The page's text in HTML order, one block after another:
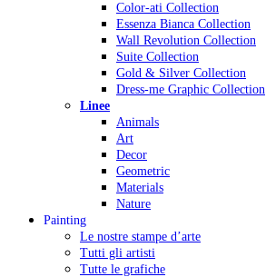
Color-ati Collection
Essenza Bianca Collection
Wall Revolution Collection
Suite Collection
Gold & Silver Collection
Dress-me Graphic Collection
Linee
Animals
Art
Decor
Geometric
Materials
Nature
Painting
Le nostre stampe d’arte
Tutti gli artisti
Tutte le grafiche